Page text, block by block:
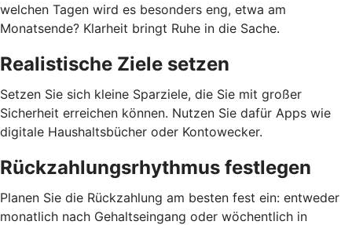
welchen Tagen wird es besonders eng, etwa am
Monatsende? Klarheit bringt Ruhe in die Sache.
Realistische Ziele setzen
Setzen Sie sich kleine Sparziele, die Sie mit großer
Sicherheit erreichen können. Nutzen Sie dafür Apps wie
digitale Haushaltsbücher oder Kontowecker.
Rückzahlungsrhythmus festlegen
Planen Sie die Rückzahlung am besten fest ein: entweder
monatlich nach Gehaltseingang oder wöchentlich in